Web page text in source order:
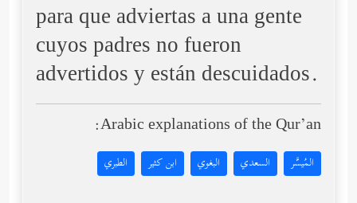
para que adviertas a una gente
cuyos padres no fueron
advertidos y están descuidados.
Arabic explanations of the Qur’an:
المُيسَّر السعدي البغوي ابن كثير الطبري